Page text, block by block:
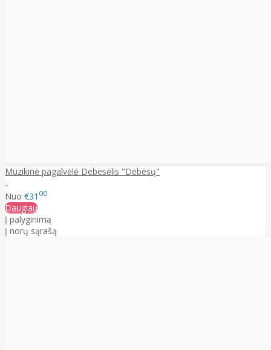
Muzikinė pagalvėlė Debesėlis "Debesų"
..
Nuo €31 00
Daugiau
Į palyginimą
Į norų sąrašą